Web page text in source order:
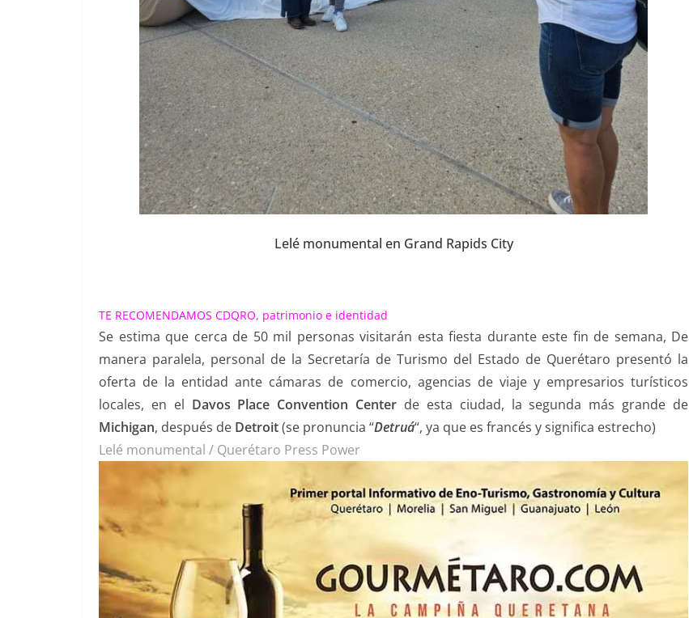
Lelé monumental en Grand Rapids City
TE RECOMENDAMOS CDQRO, patrimonio e identidad
Se estima que cerca de 50 mil personas visitarán esta fiesta durante este fin de semana, De
manera paralela, personal de la Secretaría de Turismo del Estado de Querétaro presentó la
oferta de la entidad ante cámaras de comercio, agencias de viaje y empresarios turísticos
locales, en el Davos Place Convention Center de esta ciudad, la segunda más grande de
Michigan, después de Detroit(se pronuncia “Detruá“, ya que es francés y significa estrecho)
Lelé monumental / Querétaro Press Power